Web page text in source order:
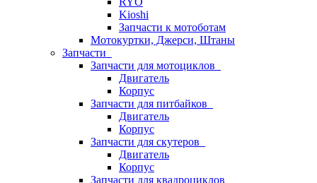
Kioshi
Запчасти к мотоботам
Мотокуртки, Джерси, Штаны
Запчасти
Запчасти для мотоциклов
Двигатель
Корпус
Запчасти для питбайков
Двигатель
Корпус
Запчасти для скутеров
Двигатель
Корпус
Запчасти для квадроциклов